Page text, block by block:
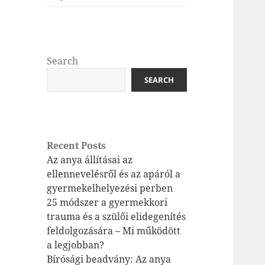
Search
SEARCH
Recent Posts
Az anya állításai az
ellennevelésről és az apáról a
gyermekelhelyezési perben
25 módszer a gyermekkori
trauma és a szülői elidegenítés
feldolgozására – Mi működött
a legjobban?
Bírósági beadvány: Az anya